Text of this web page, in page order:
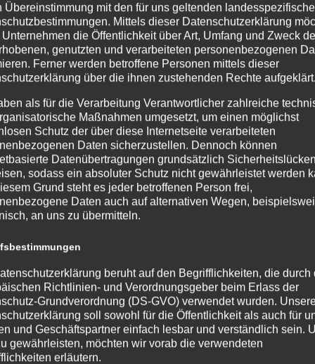
der 6. Klassen des Stadtgymnasiums teil. Alle Teilnehmenden
wurden Auszeichnungen in den Kategorien 1. und 2.
freuen. Ihnen wurde im Rahmen einer kleinen Siegerehrung
gratuliert:
(6c)
sein!
Übereinstimmung mit den für uns geltenden
Mittels dieser Datenschutzerklärung
Unternehmen die Öffentlichkeit über Art, Umfang und Zweck
genutzten und verarbeiteten personenbezogenen
Ferner werden betroffene Personen mittels dieser
über die ihnen zustehenden Rechte aufgeklärt.
als für die Verarbeitung Verantwortlicher zahlreiche
Maßnahmen umgesetzt, um einen möglichst
Schutz der über diese Internetseite verarbeiteten
Daten sicherzustellen. Dennoch können
Datenübertragungen grundsätzlich
sodass ein absoluter Schutz nicht gewährleistet werden
Grund steht es jeder betroffenen Person frei,
Daten auch auf alternativen Wegen,
an uns zu übermitteln.
beruht auf den Begrifflichkeiten, die durch
Richtlinien- und Verordnungsgeber beim Erlass der
Grundverordnung (DS-GVO) verwendet wurden.
soll sowohl für die Öffentlichkeit als auch für
und Geschäftspartner einfach lesbar und verständlich sein.
gewährleisten, möchten wir vorab die verwendeten
erläutern.